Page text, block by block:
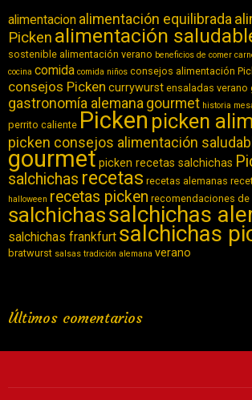
alimentacion alimentación equilibrada
Picken alimentación
sostenible alimentación verano beneficios de comer
cocina comida comida niños consejos alimentación
consejos Picken currywurst ensaladas verano
gastronomía alemana gourmet historia
perrito caliente Pickenpicken
picken consejos alimentación
gourmetpicken recetas salchichas
salchichas recetas recetas alemanas
halloween recetas picken recomendaciones de
salchichassalchichas
salchichas frankfurt salchichas
bratwurst salsas tradición alemana verano
Últimos comentarios